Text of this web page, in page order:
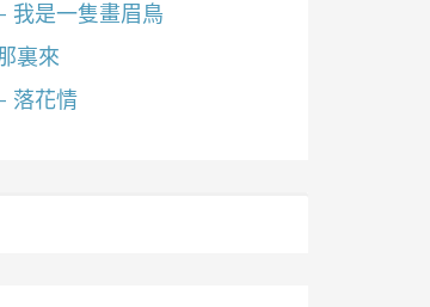
我是一隻畫眉鳥
裏來
落花情